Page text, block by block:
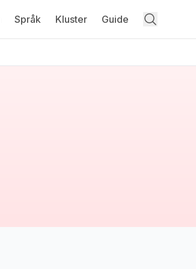
Språk Kluster Guide